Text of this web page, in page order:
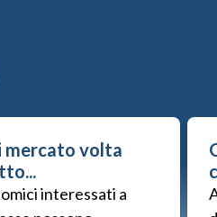
mercato volta
interessati a